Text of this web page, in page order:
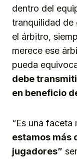
dentro del
tranquilidad de
el árbitro,
merece ese
pueda
debe
en beneficio
“Es una
estamos más
jugadores”